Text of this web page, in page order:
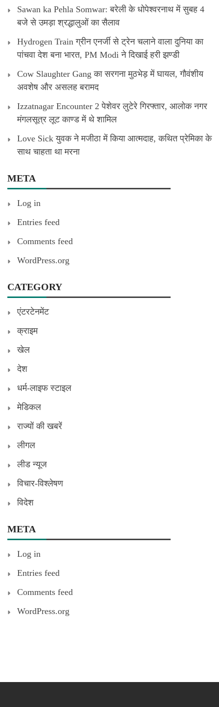
Sawan ka Pehla Somwar: बरेली के धोपेश्वरनाथ में सुबह 4
बजे से उमड़ा श्रद्धालुओं का सैलाव
Hydrogen Train ग्रीन एनर्जी से ट्रेन चलाने वाला दुनिया का
पांचवा देश बना भारत, PM Modi ने दिखाई हरी झण्डी
Cow Slaughter Gang का सरगना मुठभेड़ में घायल, गौवंशीय
अवशेष और असलह बरामद
Izzatnagar Encounter 2 पेशेवर लुटेरे गिरफ्तार, आलोक नगर
मंगलसूत्र लूट काण्‍ड में थे शामिल
Love Sick युवक ने मजीठा में किया आत्मदाह, कथित प्रेमिका के
साथ चाहता था मरना
META
Log in
Entries feed
Comments feed
WordPress.org
CATEGORY
एंटरटेनमेंट
क्राइम
खेल
देश
धर्म-लाइफ स्टाइल
मेडिकल
राज्यों की खबरें
लीगल
लीड न्यूज
विचार-विश्लेषण
विदेश
META
Log in
Entries feed
Comments feed
WordPress.org